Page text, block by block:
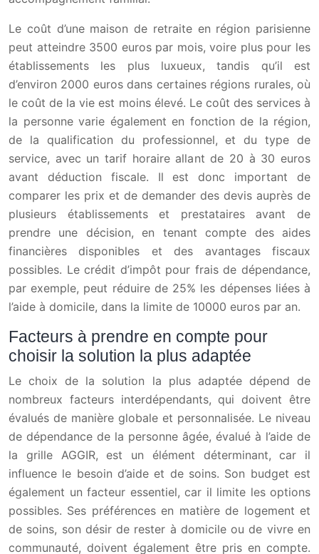
Le coût d’une maison de retraite en région parisienne
peut atteindre 3500 euros par mois, voire plus pour les
établissements les plus luxueux, tandis qu’il est
d’environ 2000 euros dans certaines régions rurales, où
le coût de la vie est moins élevé. Le coût des services à
la personne varie également en fonction de la région,
de la qualification du professionnel, et du type de
service, avec un tarif horaire allant de 20 à 30 euros
avant déduction fiscale. Il est donc important de
comparer les prix et de demander des devis auprès de
plusieurs établissements et prestataires avant de
prendre une décision, en tenant compte des aides
financières disponibles et des avantages fiscaux
possibles. Le crédit d’impôt pour frais de dépendance,
par exemple, peut réduire de 25% les dépenses liées à
l’aide à domicile, dans la limite de 10000 euros par an.
Facteurs à prendre en compte pour
choisir la solution la plus adaptée
Le choix de la solution la plus adaptée dépend de
nombreux facteurs interdépendants, qui doivent être
évalués de manière globale et personnalisée. Le niveau
de dépendance de la personne âgée, évalué à l’aide de
la grille AGGIR, est un élément déterminant, car il
influence le besoin d’aide et de soins. Son budget est
également un facteur essentiel, car il limite les options
possibles. Ses préférences en matière de logement et
de soins, son désir de rester à domicile ou de vivre en
communauté, doivent également être pris en compte.